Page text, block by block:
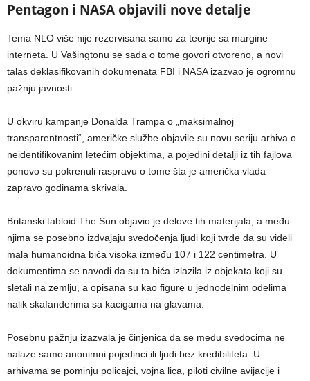
Pentagon i NASA objavili nove detalje
Tema NLO više nije rezervisana samo za teorije sa margine
interneta. U Vašingtonu se sada o tome govori otvoreno, a novi
talas deklasifikovanih dokumenata FBI i NASA izazvao je ogromnu
pažnju javnosti.
U okviru kampanje Donalda Trampa o „maksimalnoj
transparentnosti“, američke službe objavile su novu seriju arhiva o
neidentifikovanim letećim objektima, a pojedini detalji iz tih fajlova
ponovo su pokrenuli raspravu o tome šta je američka vlada
zapravo godinama skrivala.
Britanski tabloid The Sun objavio je delove tih materijala, a među
njima se posebno izdvajaju svedočenja ljudi koji tvrde da su videli
mala humanoidna bića visoka između 107 i 122 centimetra. U
dokumentima se navodi da su ta bića izlazila iz objekata koji su
sletali na zemlju, a opisana su kao figure u jednodelnim odelima
nalik skafanderima sa kacigama na glavama.
Posebnu pažnju izazvala je činjenica da se među svedocima ne
nalaze samo anonimni pojedinci ili ljudi bez kredibiliteta. U
arhivama se pominju policajci, vojna lica, piloti civilne avijacije i